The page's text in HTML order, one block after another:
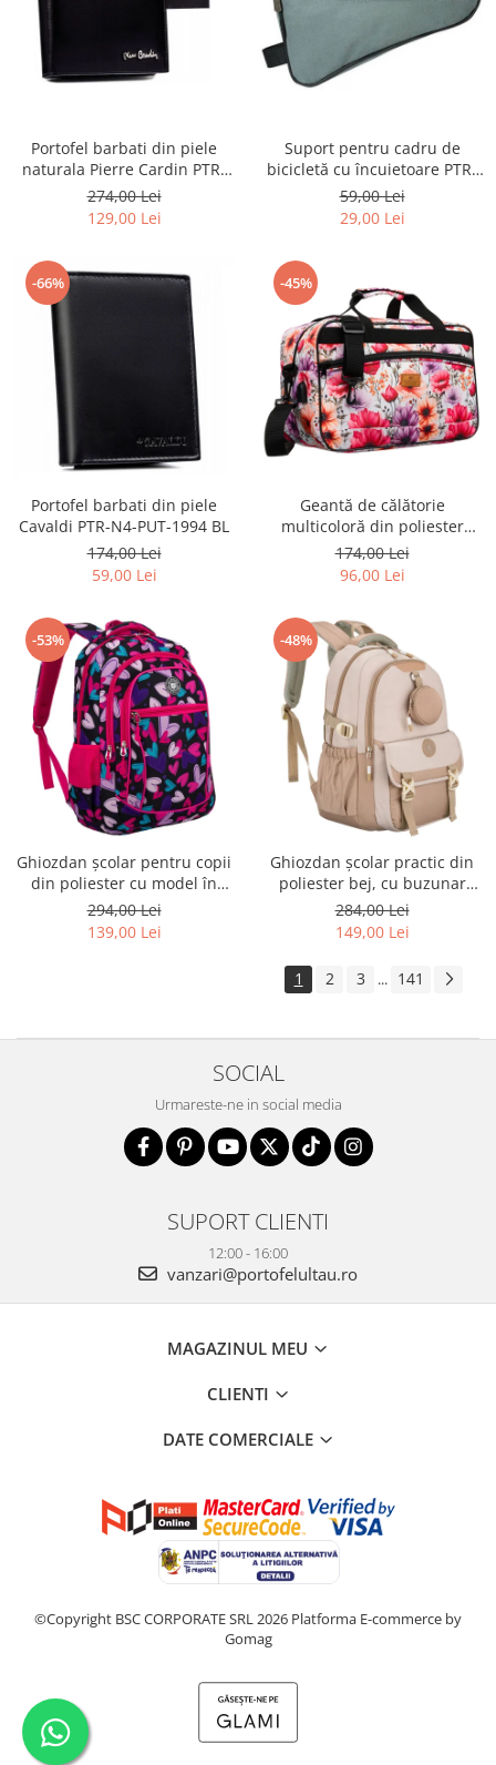
Portofel barbati din piele
naturala Pierre Cardin PTR-
8806 TILAK51
274,00 Lei
129,00 Lei
Suport pentru cadru de
bicicletă cu încuietoare PTR-
AR-S-101
59,00 Lei
29,00 Lei
-66%
Portofel barbati din piele
Cavaldi PTR-N4-PUT-1994 BL
174,00 Lei
59,00 Lei
-45%
Geantă de călătorie
multicoloră din poliester
rezistent cu port USB,
acoperită cu un model vegetal
- Rovicky PTR-R-TL15608-8831
174,00 Lei
96,00 Lei
-53%
Ghiozdan școlar pentru copii
din poliester cu model în
formă de inimă - Peterson
PTR-PTN BIEDRONKA G54
294,00 Lei
139,00 Lei
-48%
Ghiozdan școlar practic din
poliester bej, cu buzunar
suplimentar și spațiu pentru
o sticlă de apă - Peterson PTR-
PTN 8610-1341 BEIGE
284,00 Lei
149,00 Lei
1 2 3 ... 141
SOCIAL
Urmareste-ne in social media
SUPORT CLIENTI
12:00 - 16:00
vanzari@portofelultau.ro
MAGAZINUL MEU
CLIENTI
DATE COMERCIALE
©Copyright BSC CORPORATE SRL 2026 Platforma E-commerce by
Gomag